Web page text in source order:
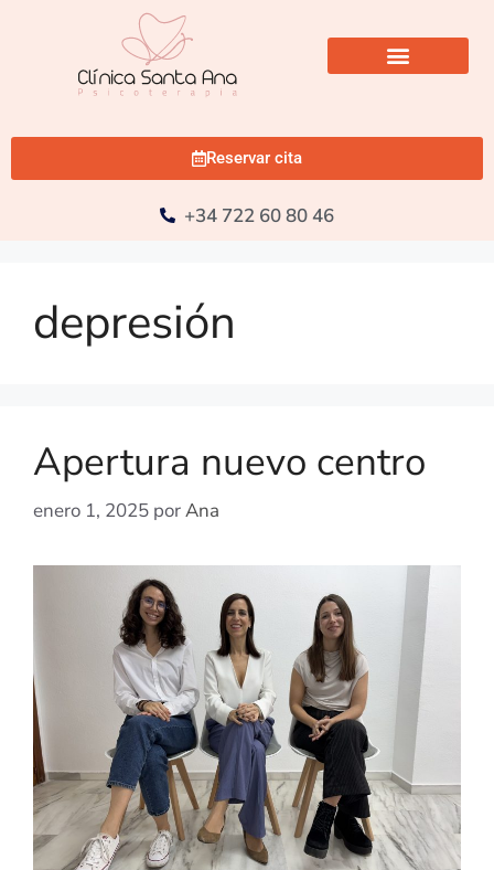
Reservar cita
+34 722 60 80 46
depresión
Apertura nuevo centro
enero 1, 2025 porAna